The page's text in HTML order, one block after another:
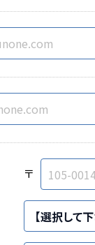
〒